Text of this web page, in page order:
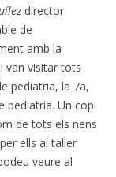
director
de
amb la
i van visitar tots
pediatria, la 7a,
pediatria. Un cop
de tots els nens
ells al taller
veure al